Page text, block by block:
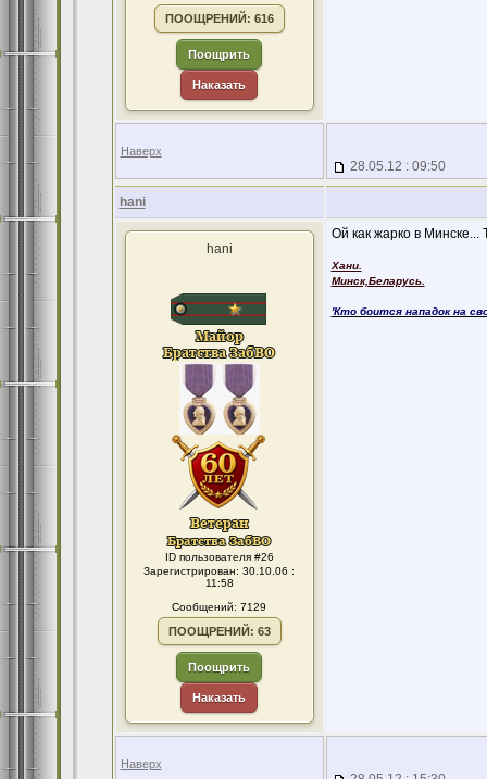
ПООЩРЕНИЙ: 616
Поощрить
Наказать
Наверх
28.05.12 : 09:50
hani
hani
ID пользователя #26
Зарегистрирован: 30.10.06 :
11:58
Сообщений: 7129
ПООЩРЕНИЙ: 63
Поощрить
Наказать
Ой как жарко в Минске...
Хани.
Минск,Беларусь.
'Кто боится нападок на
Наверх